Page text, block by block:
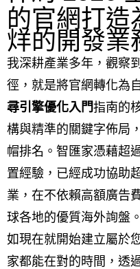
的官網打造
烊的開發業
我深耕產業多年，觀察
徑，就是將官網轉化為
尋引擎優化入門指南的
構與精準的關鍵字佈局
帽排名。智匯家憑藉超
置經驗，已經成功協助
業，在不依賴高額廣告
球各地的優質海外詢盤
如現在就開始建立屬於
家都能在對的時間，透